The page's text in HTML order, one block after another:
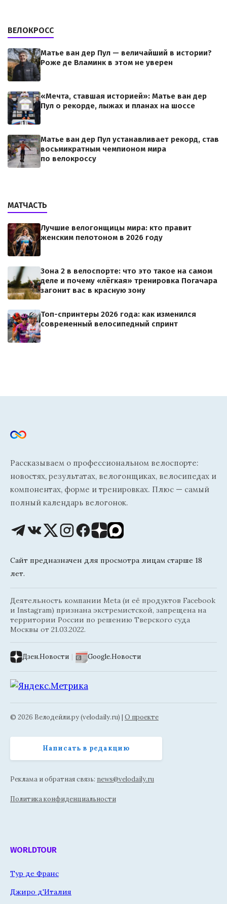
ВЕЛОКРОСС
Матье ван дер Пул — величайший в истории?
Роже де Вламинк в этом не уверен
«Мечта, ставшая историей»: Матье ван дер
Пул о рекорде, лыжах и планах на шоссе
Матье ван дер Пул устанавливает рекорд, став
восьмикратным чемпионом мира
по велокроссу
МАТЧАСТЬ
Лучшие велогонщицы мира: кто правит
женским пелотоном в 2026 году
Зона 2 в велоспорте: что это такое на самом
деле и почему «лёгкая» тренировка Погачара
загонит вас в красную зону
Топ-спринтеры 2026 года: как изменился
современный велосипедный спринт
Рассказываем о профессиональном велоспорте:
новостях, результатах, велогонщиках, велосипедах и
компонентах, форме и тренировках. Плюс — самый
полный календарь велогонок.
Сайт предназначен для просмотра лицам старше 18
лет.
Деятельность компании Meta (и её продуктов Facebook
и Instagram) признана экстремистской, запрещена на
территории России по решению Тверского суда
Москвы от 21.03.2022.
Дзен.Новости | Google.Новости
© 2026 Велодейли.ру (velodaily.ru) | О проекте
Написать в редакцию
Реклама и обратная связь: news@velodaily.ru
Политика конфиденциальности
WORLDTOUR
Тур де Франс
Джиро д'Италия